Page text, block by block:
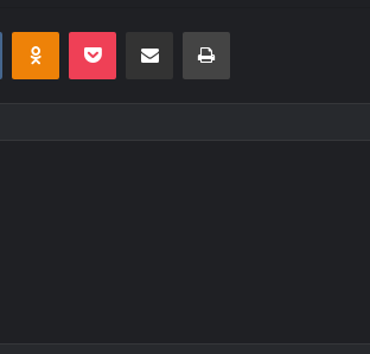
VKontakteOdnoklassniki
Pocket E-Posta ile paylaş Yazdır